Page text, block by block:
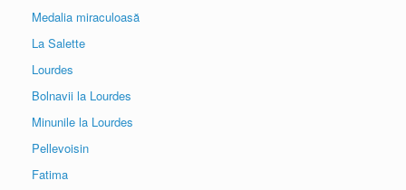
Medalia miraculoasă
La Salette
Lourdes
Bolnavii la Lourdes
Minunile la Lourdes
Pellevoisin
Fatima